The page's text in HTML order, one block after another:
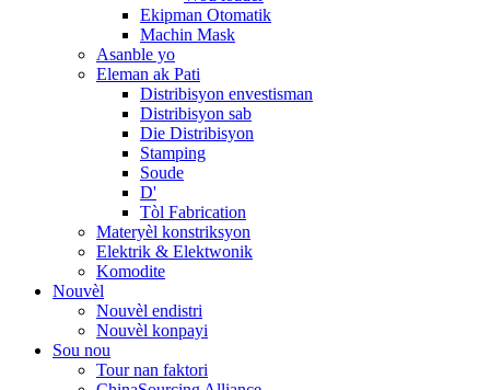
Ekipman Otomatik
Machin Mask
Asanble yo
Eleman ak Pati
Distribisyon envestisman
Distribisyon sab
Die Distribisyon
Stamping
Soude
D'
Tòl Fabrication
Materyèl konstriksyon
Elektrik & Elektwonik
Komodite
Nouvèl
Nouvèl endistri
Nouvèl konpayi
Sou nou
Tour nan faktori